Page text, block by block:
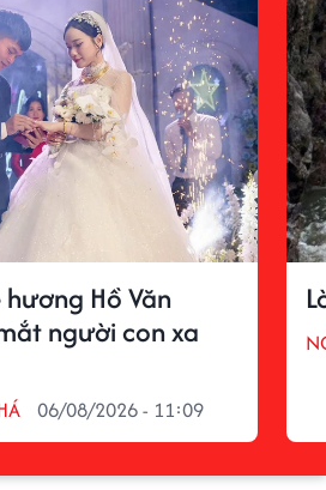
Hồ Văn
người con xa
06/08/2026 - 11:09